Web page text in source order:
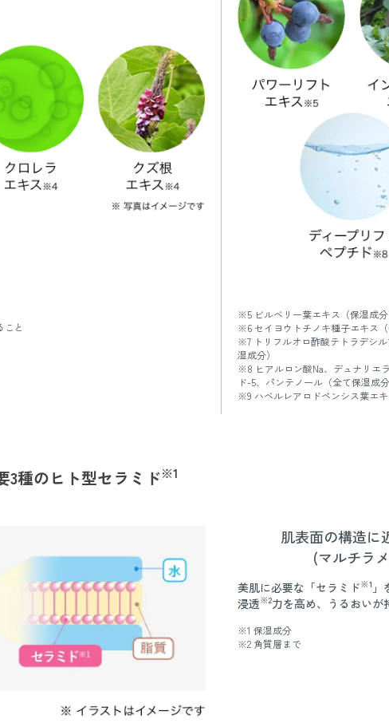
と
※5 ビルベリー葉エキス（保湿成分
※6 セイヨウトチノキ種子エキス（
※7 トリフルオロ酢酸テトラデシ
湿成分）
※8 ヒアルロン酸Na、デュナリエ
ド-5、パンテノール（全て保湿成分
※9 ハベルレアロドペンシス葉エキ
3種のヒト型セラミド※1
肌表面の構造に
(マルチラ
美肌に必要な「セラミド※1 」
浸透※2力を高め、うるおいが
※1 保湿成分
※2 角質層まで